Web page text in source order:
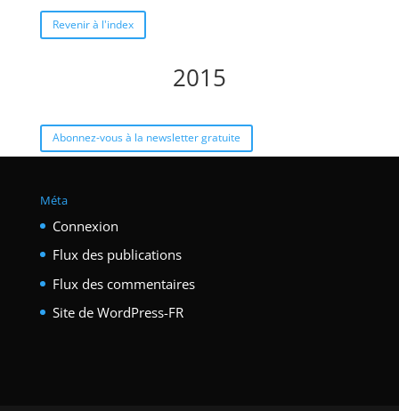
Revenir à l'index
2015
Abonnez-vous à la newsletter gratuite
Méta
Connexion
Flux des publications
Flux des commentaires
Site de WordPress-FR